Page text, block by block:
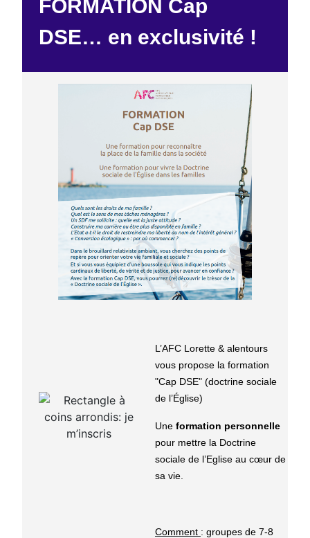
FORMATION Cap
DSE… en exclusivité !
L’AFC Lorette & alentours
vous propose la formation
"Cap DSE" (doctrine sociale
de l’Église)
Une formation personnelle
pour mettre la Doctrine
sociale de l’Eglise au cœur de
sa vie.
Comment : groupes de 7-8